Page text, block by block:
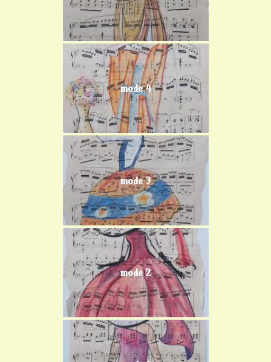
mode 4
mode 3
mode 2